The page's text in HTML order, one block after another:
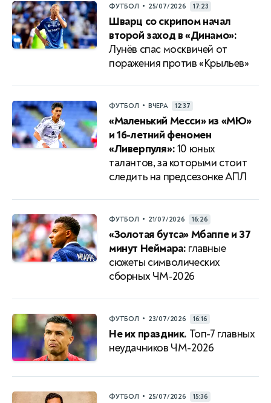
ФУТБОЛ • 25/07/2026 17:23
Шварц со скрипом начал
второй заход в «Динамо»:
Лунёв спас москвичей от
поражения против «Крыльев»
ФУТБОЛ • ВЧЕРА 12:37
«Маленький Месси» из «МЮ»
и 16-летний феномен
«Ливерпуля»:10 юных
талантов, за которыми стоит
следить на предсезонке АПЛ
ФУТБОЛ • 21/07/2026 16:26
«Золотая бутса» Мбаппе и 37
минут Неймара: главные
сюжеты символических
сборных ЧМ‑2026
ФУТБОЛ • 23/07/2026 16:16
Не их праздник. Топ-7 главных
неудачников ЧМ-2026
ФУТБОЛ • 25/07/2026 15:36